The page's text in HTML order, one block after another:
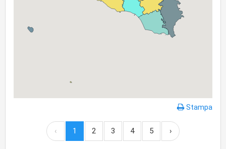
Stampa
‹ 1 2 3 4 5 ›